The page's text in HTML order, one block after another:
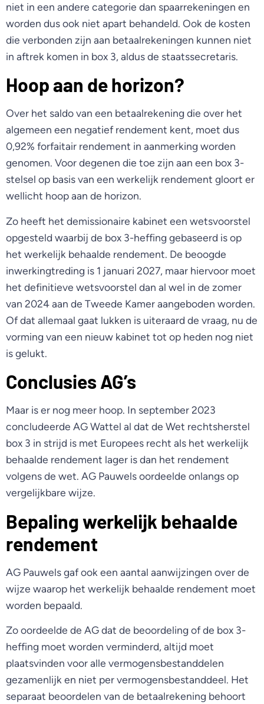
niet in een andere categorie dan spaarrekeningen en
worden dus ook niet apart behandeld. Ook de kosten
die verbonden zijn aan betaalrekeningen kunnen niet
in aftrek komen in box 3, aldus de staatssecretaris.
Hoop aan de horizon?
Over het saldo van een betaalrekening die over het
algemeen een negatief rendement kent, moet dus
0,92% forfaitair rendement in aanmerking worden
genomen. Voor degenen die toe zijn aan een box 3-
stelsel op basis van een werkelijk rendement gloort er
wellicht hoop aan de horizon.
Zo heeft het demissionaire kabinet een wetsvoorstel
opgesteld waarbij de box 3-heffing gebaseerd is op
het werkelijk behaalde rendement. De beoogde
inwerkingtreding is 1 januari 2027, maar hiervoor moet
het definitieve wetsvoorstel dan al wel in de zomer
van 2024 aan de Tweede Kamer aangeboden worden.
Of dat allemaal gaat lukken is uiteraard de vraag, nu de
vorming van een nieuw kabinet tot op heden nog niet
is gelukt.
Conclusies AG’s
Maar is er nog meer hoop. In september 2023
concludeerde AG Wattel al dat de Wet rechtsherstel
box 3 in strijd is met Europees recht als het werkelijk
behaalde rendement lager is dan het rendement
volgens de wet. AG Pauwels oordeelde onlangs op
vergelijkbare wijze.
Bepaling werkelijk behaalde
rendement
AG Pauwels gaf ook een aantal aanwijzingen over de
wijze waarop het werkelijk behaalde rendement moet
worden bepaald.
Zo oordeelde de AG dat de beoordeling of de box 3-
heffing moet worden verminderd, altijd moet
plaatsvinden voor alle vermogensbestanddelen
gezamenlijk en niet per vermogensbestanddeel. Het
separaat beoordelen van de betaalrekening behoort